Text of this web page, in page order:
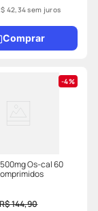
42,34sem juros
Comprar
4%
Os-cal 60
144,90